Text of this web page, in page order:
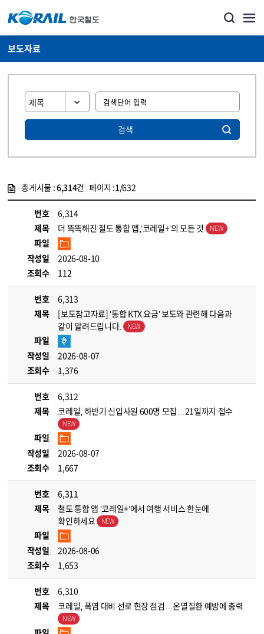
보도자료
검색
총게시물 :6,314건 페이지 :1/632
번호
6,314
제목
더 똑똑해진 철도 통합 앱,‘코레일+’의 모든 것
파일
작성일
2026-08-10
조회수
112
번호
6,313
제목
[보도참고자료] ‘통합 KTX 요금’ 보도와 관련해 다음과
같이 알려드립니다.
파일
작성일
2026-08-07
조회수
1,376
번호
6,312
제목
코레일, 하반기 신입사원 600명 모집…21일까지 접수
파일
작성일
2026-08-07
조회수
1,667
번호
6,311
제목
철도 통합 앱 ‘코레일+’에서 여행 서비스 한눈에
확인하세요
파일
작성일
2026-08-06
조회수
1,653
번호
6,310
제목
코레일, 폭염 대비 선로 현장 점검…온열질환 예방에 총력